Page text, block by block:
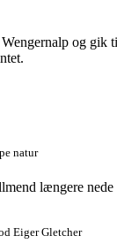
og gik
natur
længere
Eiger Gletcher